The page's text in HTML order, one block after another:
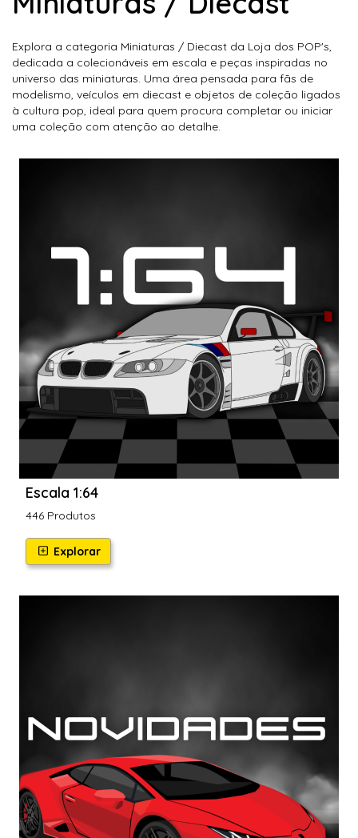
Explora a categoria Miniaturas / Diecast da Loja dos POP's,
dedicada a colecionáveis em escala e peças inspiradas no
universo das miniaturas. Uma área pensada para fãs de
modelismo, veículos em diecast e objetos de coleção ligados
à cultura pop, ideal para quem procura completar ou iniciar
uma coleção com atenção ao detalhe.
Escala 1:64
446 Produtos
Explorar